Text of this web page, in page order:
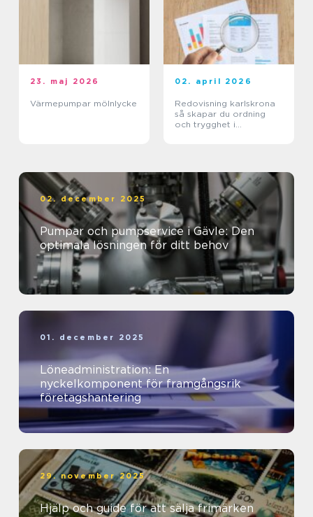
23. maj 2026
Värmepumpar mölnlycke
02. april 2026
Redovisning karlskrona
så skapar du ordning
och trygghet i
02. december 2025
Pumpar och pumpservice i Gävle: Den
optimala lösningen för ditt behov
01. december 2025
Löneadministration: En
nyckelkomponent för framgångsrik
företagshantering
29. november 2025
Hjälp och guide för att sälja frimärken